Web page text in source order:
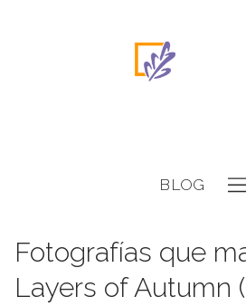
BLOG
Fotografías que
Layers of Autumn